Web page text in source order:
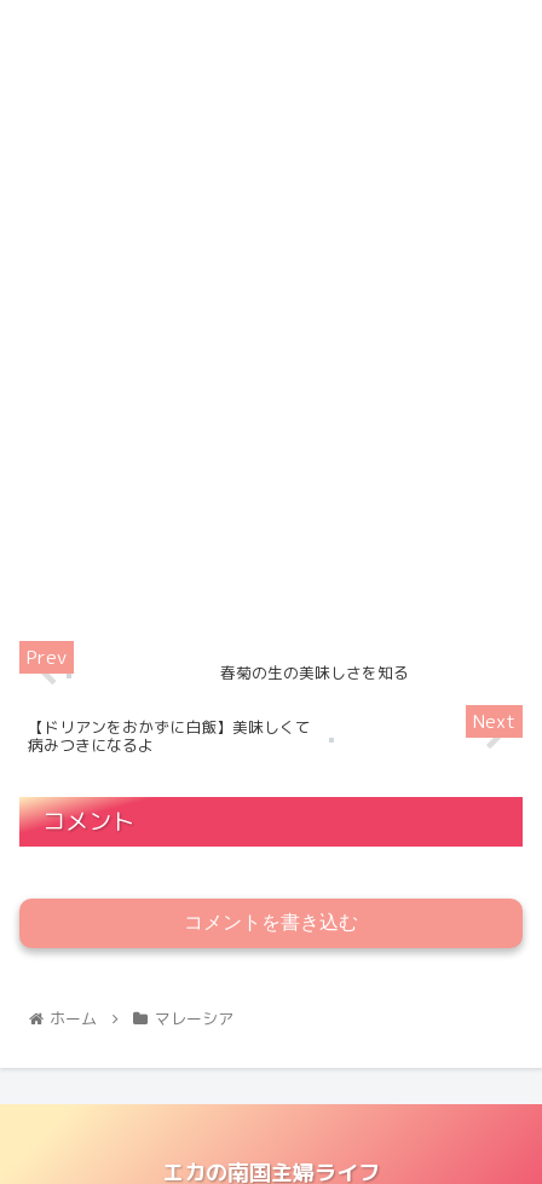
春菊の生の美味しさを知る
【ドリアンをおかずに白飯】美味しくて
病みつきになるよ
コメント
コメントを書き込む
ホーム マレーシア
エカの南国主婦ライフ